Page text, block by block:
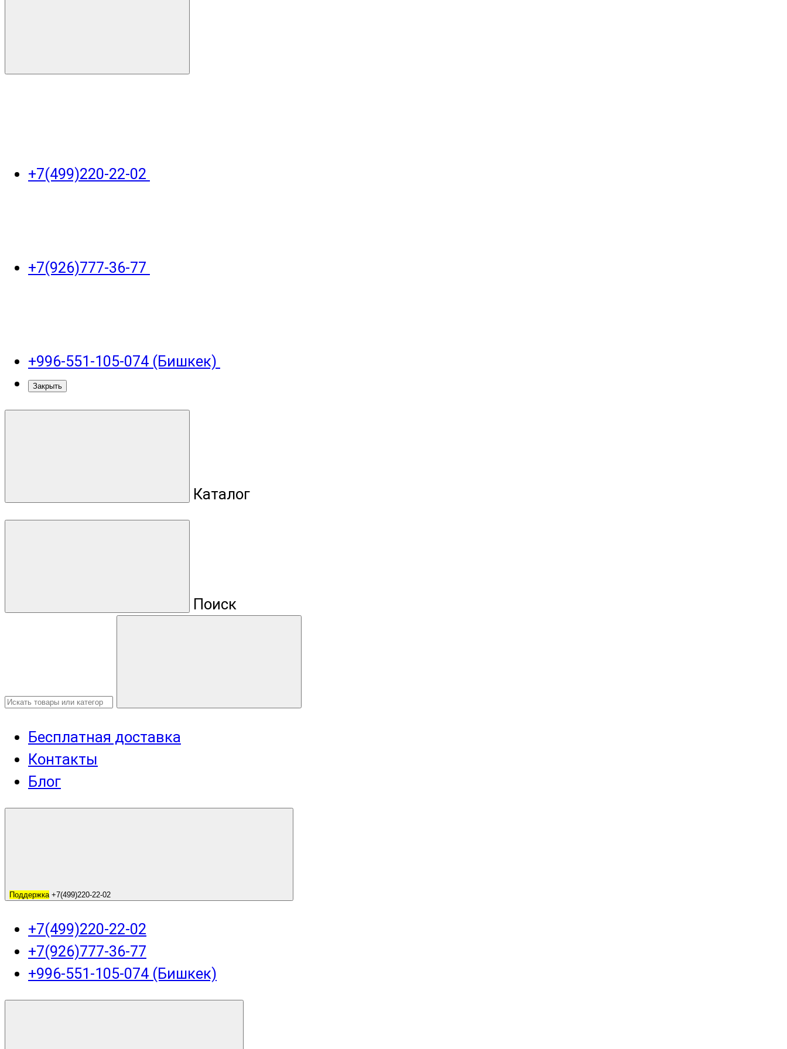
+7(499)220-22-02
+7(926)777-36-77
+996-551-105-074 (Бишкек)
Закрыть
Каталог
Поиск
Бесплатная доставка
Контакты
Блог
Поддержка +7(499)220-22-02
+7(499)220-22-02
+7(926)777-36-77
+996-551-105-074 (Бишкек)